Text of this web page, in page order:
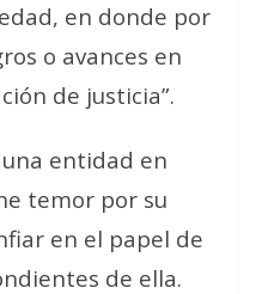
en donde por
o avances en
de justicia”.
entidad en
temor por su
en el papel de
de ella.